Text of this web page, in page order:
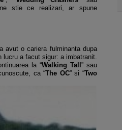
stie ce realizari, ar spune
avut o cariera fulminanta dupa
lucru a facut sigur: a imbatranit.
la “Walking Tall ” sau
ca “The OC” si “Two